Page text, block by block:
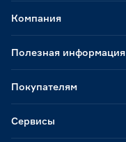
Компания
Полезная информация
Покупателям
Сервисы